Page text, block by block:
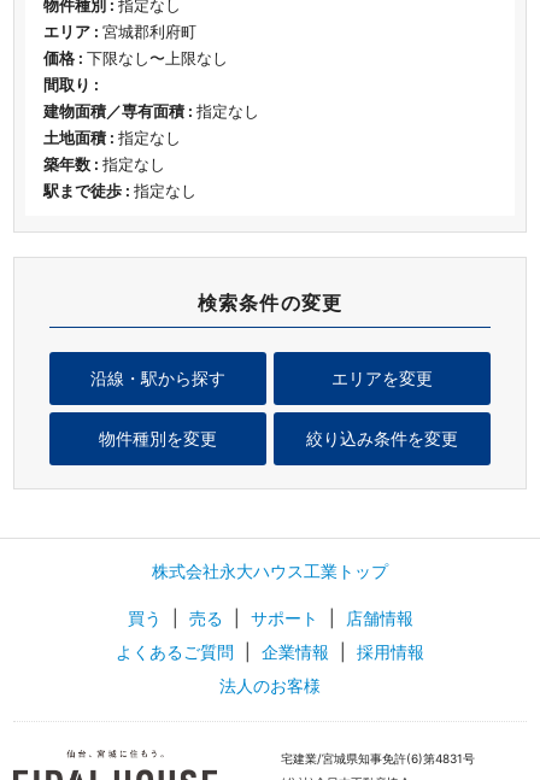
検索条件の変更
エリアを変更
沿線・駅から探す
物件種別を変更 絞り込み条件を変更
物件種別 : 指定なし
エリア : 宮城郡利府町
価格 : 下限なし〜上限なし
間取り :
建物面積／専有面積 : 指定なし
土地面積 : 指定なし
築年数 : 指定なし
駅まで徒歩 : 指定なし
株式会社永大ハウス工業トップ
買う 売る サポート
店舗情報
よくあるご質問
企業情報
採用情報
法人のお客様
宅建業/宮城県知事免許(6)第4831号